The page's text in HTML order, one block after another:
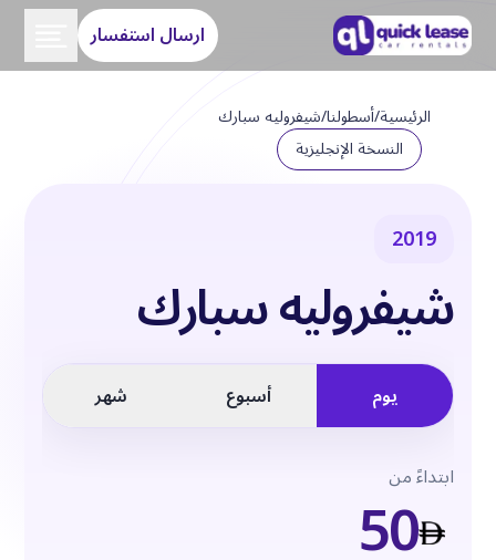
ارسال استفسار
الرئيسية/أسطولنا/شيفروليه سبارك
النسخة الإنجليزية
2019
شيفروليه سبارك
يوم أسبوع شهر
ابتداءً من50